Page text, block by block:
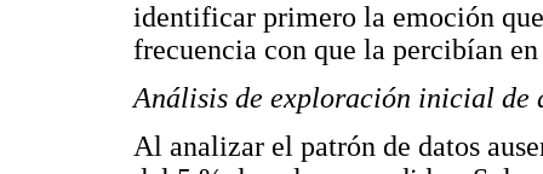
identificar primero la emoción
frecuencia con que la percibían
Análisis de exploración inicial de
Al analizar el patrón de datos